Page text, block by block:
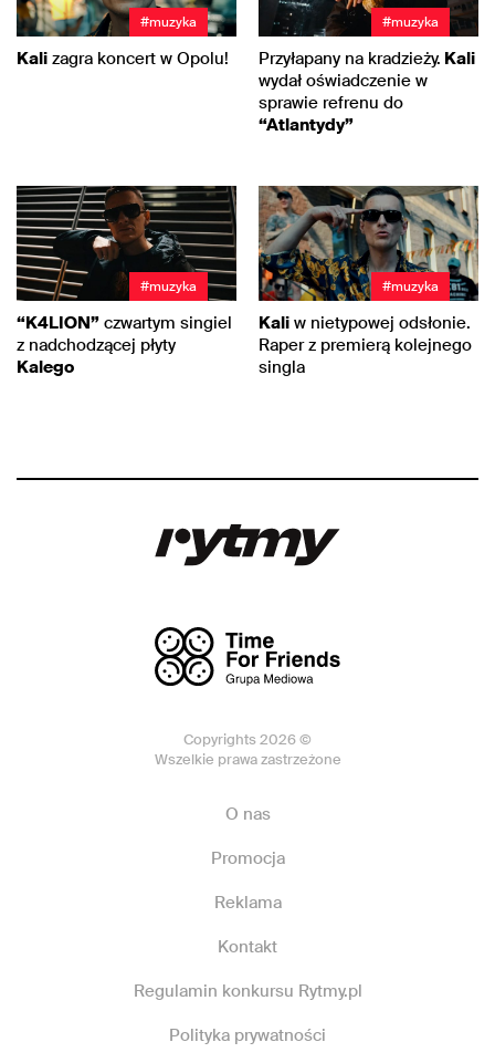
#muzyka
Kali zagra koncert w Opolu!
#muzyka
Przyłapany na kradzieży. Kali
wydał oświadczenie w
sprawie refrenu do
“Atlantydy”
#muzyka
“K4LION” czwartym singiel
z nadchodzącej płyty
Kalego
#muzyka
Kali w nietypowej odsłonie.
Raper z premierą kolejnego
singla
Copyrights 2026 ©
Wszelkie prawa zastrzeżone
O nas
Promocja
Reklama
Kontakt
Regulamin konkursu Rytmy.pl
Polityka prywatności